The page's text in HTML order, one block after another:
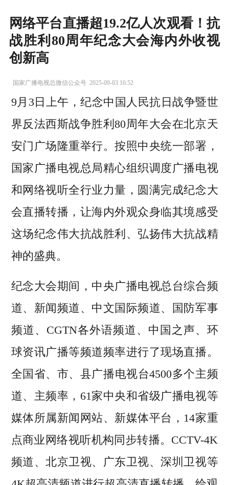
网络平台直播超19.2亿人次观看！抗
战胜利80周年纪念大会海内外收视
创新高
国家广播电视总微信公众号 2025-09-03 16:52
9月3日上午，纪念中国人民抗日战争暨世
界反法西斯战争胜利80周年大会在北京天
安门广场隆重举行。按照中央统一部署，
国家广播电视总局精心组织调度广播电视
和网络视听全行业力量，圆满完成纪念大
会直播转播，让海内外观众身临其境感受
这场纪念伟大抗战胜利、弘扬伟大抗战精
神的盛典。
纪念大会期间，中央广播电视总台综合频
道、新闻频道、中文国际频道、国防军事
频道、CGTN各外语频道、中国之声、环
球资讯广播等频道频率进行了现场直播。
全国省、市、县广播电视台4500多个主频
道、主频率，61家中央和省级广播电视等
媒体所属新闻网站、新媒体平台，14家重
点商业网络视听机构同步转播。CCTV-4K
频道、北京卫视、广东卫视、深圳卫视等